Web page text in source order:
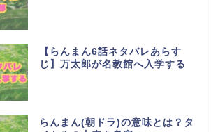
【らんまん6話ネタバレあらす
じ】万太郎が名教館へ入学する
らんまん(朝ドラ)の意味とは？タ